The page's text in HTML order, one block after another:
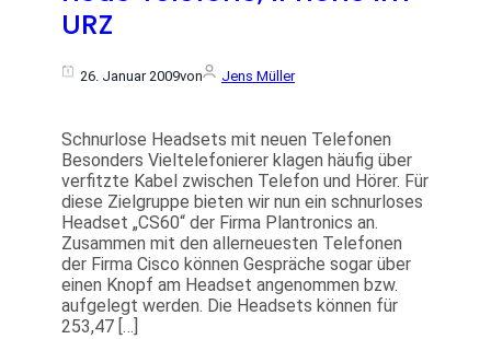
URZ
26. Januar 2009von Jens Müller
Schnurlose Headsets mit neuen Telefonen
Besonders Vieltelefonierer klagen häufig über
verfitzte Kabel zwischen Telefon und Hörer. Für
diese Zielgruppe bieten wir nun ein schnurloses
Headset „CS60“ der Firma Plantronics an.
Zusammen mit den allerneuesten Telefonen
der Firma Cisco können Gespräche sogar über
einen Knopf am Headset angenommen bzw.
aufgelegt werden. Die Headsets können für
253,47 […]